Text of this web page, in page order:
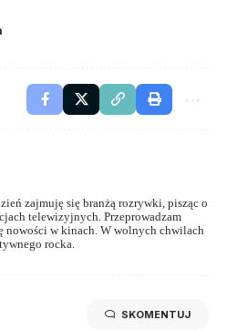
zajmuję się branżą rozrywki, pisząc o
telewizyjnych. Przeprowadzam
nowości w kinach. W wolnych chwilach
rocka.
SKOMENTUJ